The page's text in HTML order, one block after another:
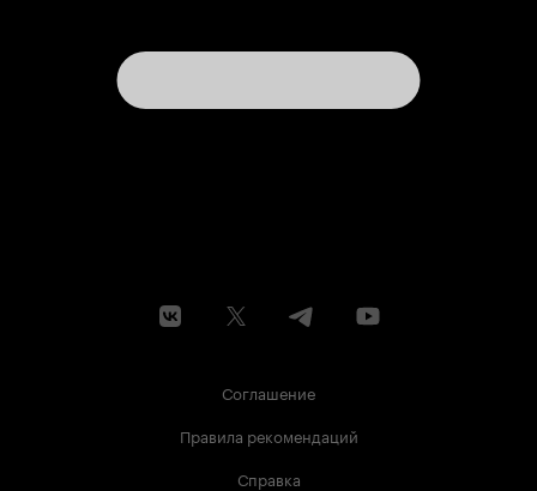
Соглашение
Правила рекомендаций
Справка